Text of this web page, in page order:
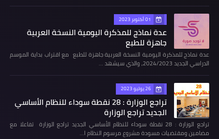
01 أكتوبر 2023
عدة نماذج للمذكرة اليومية النسخة العربية
جاهزة للطبع
عدة نماذج للمذكرة اليومية النسخة العربية جاهزة للطبع مع اقتراب بداية الموسم
الدراسي الجديد 2024/2023، والذي سيشهد …
26 يوليو 2023
تراجع الوزارة : 28 نقطة سوداء للنظام الأساسي
الجديد تراجع الوزارة
تراجع الوزارة : 28 نقطة سوداء للنظام الأساسي الجديد تراجع الوزارة تفاعلا مع
مضامين ومقتضيات مسودة مشروع مرسوم النظام ا…